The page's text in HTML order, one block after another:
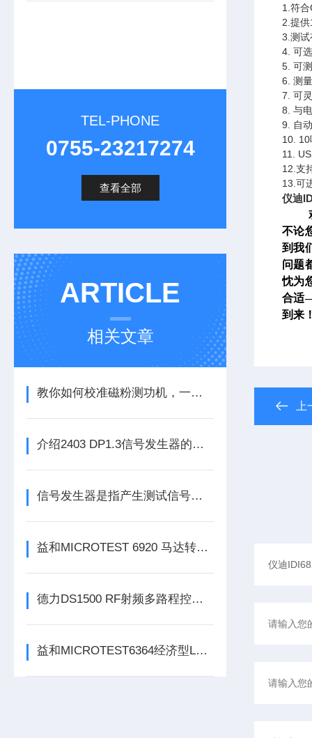
TEL-PHONE
0755-23217274
查看全部
ARTICLE
相关文章
教你如何校准磁粉测功机，一起看看吧
介绍2403 DP1.3信号发生器的技术特点
信号发生器是指产生测试信号的仪器
益和MICROTEST 6920 马达转子测试系统
德力DS1500 RF射频多路程控开关（1U）
益和MICROTEST6364经济型LCR测试仪
1.符
2.提
3.测试
4. 可
5. 可
6. 测
7. 可
8. 与
9. 自
10.
11.
12.支
13.可
仪迪
不论
到我
问题
忱为
合适
到来